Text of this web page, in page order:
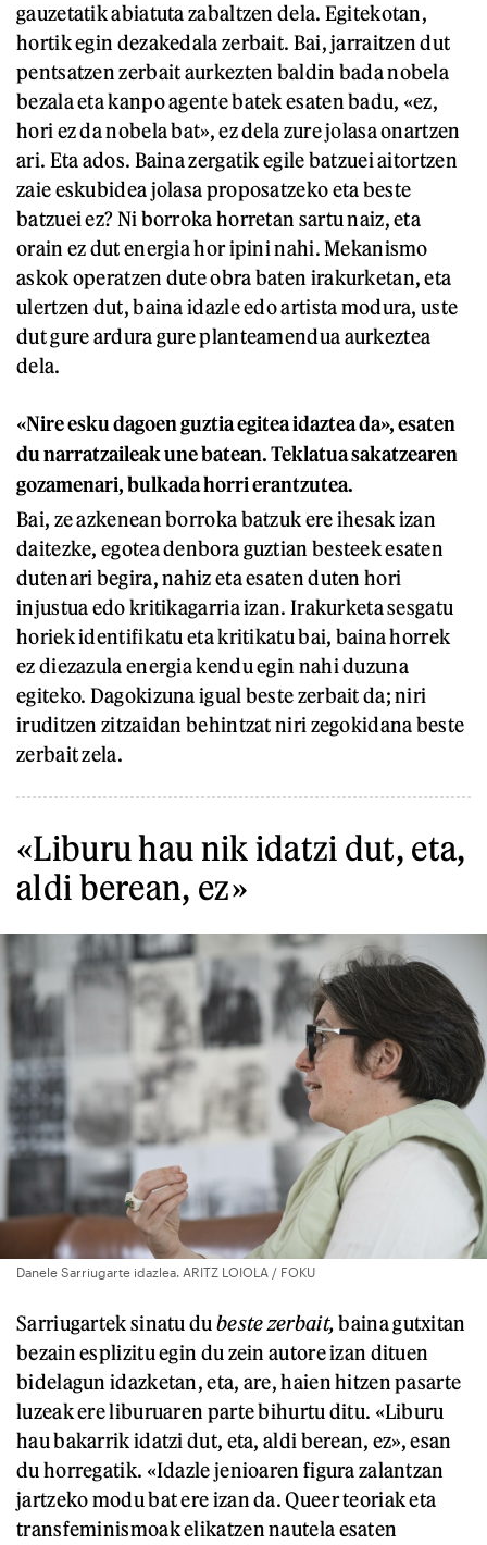
gauzetatik abiatuta zabaltzen dela. Egitekotan,
hortik egin dezakedala zerbait. Bai, jarraitzen dut
pentsatzen zerbait aurkezten baldin bada nobela
bezala eta kanpo agente batek esaten badu, «ez,
hori ez da nobela bat», ez dela zure jolasa onartzen
ari. Eta ados. Baina zergatik egile batzuei aitortzen
zaie eskubidea jolasa proposatzeko eta beste
batzuei ez? Ni borroka horretan sartu naiz, eta
orain ez dut energia hor ipini nahi. Mekanismo
askok operatzen dute obra baten irakurketan, eta
ulertzen dut, baina idazle edo artista modura, uste
dut gure ardura gure planteamendua aurkeztea
dela.
«Nire esku dagoen guztia egitea idaztea da», esaten
du narratzaileak une batean. Teklatua sakatzearen
gozamenari, bulkada horri erantzutea.
Bai, ze azkenean borroka batzuk ere ihesak izan
daitezke, egotea denbora guztian besteek esaten
dutenari begira, nahiz eta esaten duten hori
injustua edo kritikagarria izan. Irakurketa sesgatu
horiek identifikatu eta kritikatu bai, baina horrek
ez diezazula energia kendu egin nahi duzuna
egiteko. Dagokizuna igual beste zerbait da; niri
iruditzen zitzaidan behintzat niri zegokidana beste
zerbait zela.
«Liburu hau nik idatzi dut, eta,
aldi berean, ez»
Danele Sarriugarte idazlea. ARITZ LOIOLA / FOKU
Sarriugartek sinatu du beste zerbait,baina gutxitan
bezain esplizitu egin du zein autore izan dituen
bidelagun idazketan, eta, are, haien hitzen pasarte
luzeak ere liburuaren parte bihurtu ditu. «Liburu
hau bakarrik idatzi dut, eta, aldi berean, ez», esan
du horregatik. «Idazle jenioaren figura zalantzan
jartzeko modu bat ere izan da. Queer teoriak eta
transfeminismoak elikatzen nautela esaten